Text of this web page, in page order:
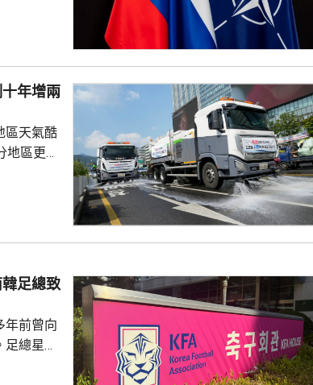
有可能
升級對北
...
年增兩
區天氣酷
區更高
為回
死亡病
足總致
年前曾向
總星期